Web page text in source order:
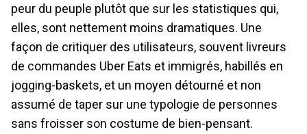
peur du peuple plutôt que sur les statistiques qui,
elles, sont nettement moins dramatiques. Une
façon de critiquer des utilisateurs, souvent livreurs
de commandes Uber Eats et immigrés, habillés en
jogging-baskets, et un moyen détourné et non
assumé de taper sur une typologie de personnes
sans froisser son costume de bien-pensant.